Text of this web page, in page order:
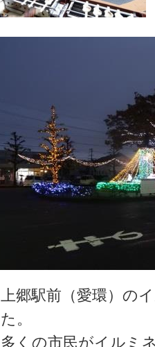
上郷駅前（愛環）の
た。
多くの市民がイルミ